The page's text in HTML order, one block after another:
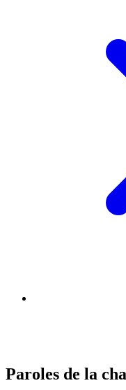
Paroles de la